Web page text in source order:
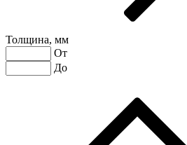
Толщина, мм
От
До